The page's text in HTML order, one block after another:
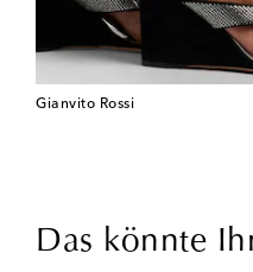
Gianvito Rossi
Das könnte